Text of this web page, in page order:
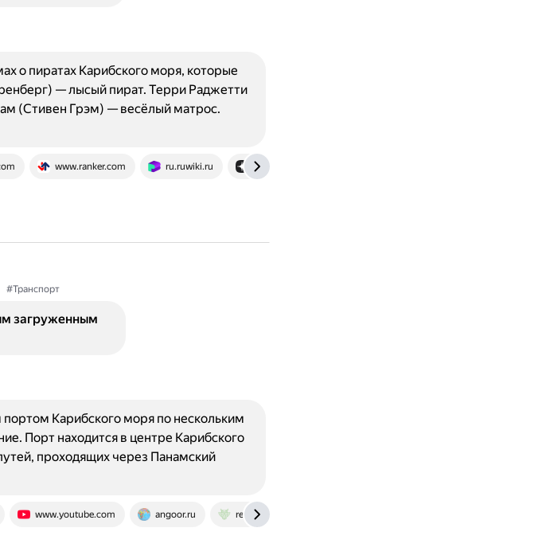
www.ranker.com ru.ruwiki.ru dzen.ru
о пиратах Карибского моря, которые
— лысый пират. Терри Раджетти
(Стивен Грэм) — весёлый матрос.
#Транспорт
загруженным
www.youtube.com angoor.ru refrat-oil.com
Карибского моря по нескольким
Порт находится в центре Карибского
проходящих через Панамский